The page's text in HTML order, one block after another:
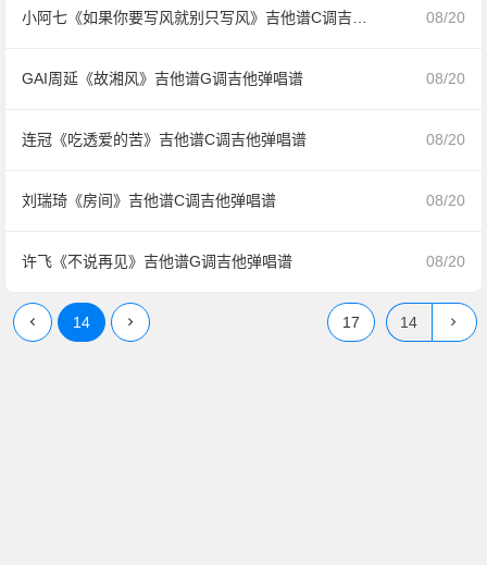
08/20
08/20
GAI周延《故湘风》吉他谱G调吉他弹唱谱
08/20
连冠《吃透爱的苦》吉他谱C调吉他弹唱谱
08/20
刘瑞琦《房间》吉他谱C调吉他弹唱谱
08/20
许飞《不说再见》吉他谱G调吉他弹唱谱
17
14